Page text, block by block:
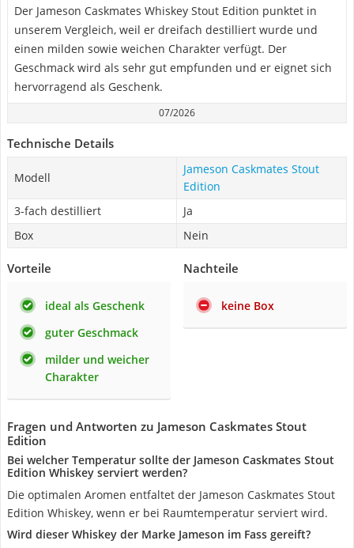
Der Jameson Caskmates Whiskey Stout Edition punktet in
unserem Vergleich, weil er dreifach destilliert wurde und
einen milden sowie weichen Charakter verfügt. Der
Geschmack wird als sehr gut empfunden und er eignet sich
hervorragend als Geschenk.
07/2026
Technische Details
Modell
Jameson Caskmates Stout
Edition
3-fach destilliert
Ja
Box
Nein
Vorteile
ideal als Geschenk
guter Geschmack
milder und weicher
Charakter
Nachteile
keine Box
Fragen und Antworten zu Jameson Caskmates Stout
Edition
Bei welcher Temperatur sollte der Jameson Caskmates Stout
Edition Whiskey serviert werden?
Die optimalen Aromen entfaltet der Jameson Caskmates Stout
Edition Whiskey, wenn er bei Raumtemperatur serviert wird.
Wird dieser Whiskey der Marke Jameson im Fass gereift?